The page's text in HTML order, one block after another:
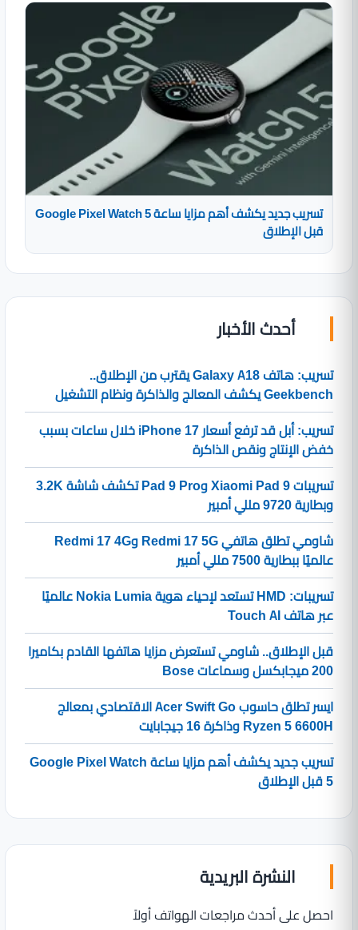
تسريب جديد يكشف أهم مزايا ساعة Google Pixel Watch 5
قبل الإطلاق
أحدث الأخبار
تسريب: هاتف Galaxy A18 يقترب من الإطلاق..
Geekbench يكشف المعالج والذاكرة ونظام التشغيل
تسريب: أبل قد ترفع أسعار iPhone 17 خلال ساعات بسبب
خفض الإنتاج ونقص الذاكرة
تسريبات Xiaomi Pad 9 وPad 9 Pro تكشف شاشة 3.2K
وبطارية 9720 مللي أمبير
شاومي تطلق هاتفي Redmi 17 5G وRedmi 17 4G
عالميًا ببطارية 7500 مللي أمبير
تسريبات: HMD تستعد لإحياء هوية Nokia Lumia عالميًا
عبر هاتف Touch AI
قبل الإطلاق.. شاومي تستعرض مزايا هاتفها القادم بكاميرا
200 ميجابكسل وسماعات Bose
ايسر تطلق حاسوب Acer Swift Go الاقتصادي بمعالج
Ryzen 5 6600H وذاكرة 16 جيجابايت
تسريب جديد يكشف أهم مزايا ساعة Google Pixel Watch
5 قبل الإطلاق
النشرة البريدية
احصل على أحدث مراجعات الهواتف أولاً